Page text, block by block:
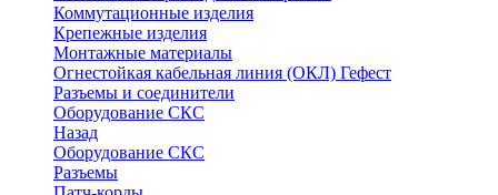
Коммутационные изделия
Крепежные изделия
Монтажные материалы
Огнестойкая кабельная линия (ОКЛ) Гефест
Разъемы и соединители
Оборудование СКС
Назад
Оборудование СКС
Разъемы